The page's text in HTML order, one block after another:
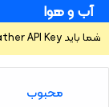
آب و هوا
شما باید Weather API Key را در صفحه تنظیمات قالب > ادغام تنظیم کنید.
محبوب